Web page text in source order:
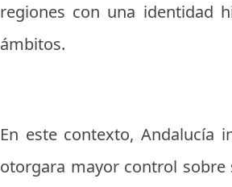
regiones con una identidad
ámbitos.
En este contexto, Andalucía
otorgara mayor control sobre